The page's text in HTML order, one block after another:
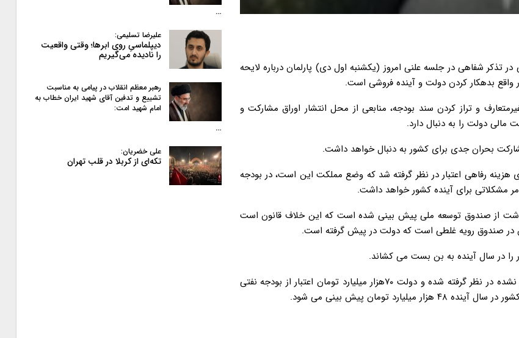
تذکر شفاهی در جلسه علنی امروز (یکشنبه اول دی) پارلمان درباره لایحه
و تراز کردن سند بودجه، منابعی از محل انتشار اوراق مشارکت و
دولت را به دنبال دارد.
بحران جدی برای کشور به دنبال خواهد داشت.
رفاهی اظهار داشت: امسال ۱۴ میلیارد دلار برای هزینه رفاهی اعتبار در نظر گرفته شد که وضع مملکت این است، در بودجه
در سال ۹۹، ۳ میلیارد و ۴۵۰ میلیون یورو برداشت از صندوق توسعه ملی پیش بینی شده است که این خلاف قانون است
در صندوق رویه غلطی است که دولت در پیش گرفته است.
نماینده مردم مشهد در مجلس افزود: در این بودجه بدهی های ساماندهی نشده در نظر گرفته شده و دولت ۷۰هزار میلیارد تومان اعتبار از بودجه نفتی
تومان پیش بینی می شود.
…
علیرضا تسلیمی:
دیپلماسیِ روی ابرها؛ وقتی واقعیت
را نادیده می‌گیریم
رهبر معظم انقلاب در پیامی به‌ مناسبت
تشییع و تدفین آقای شهید ایران خطاب به
امام شهید امت:
…
علی خضریان:
تکه‌ای از کربلا در قلب تهران